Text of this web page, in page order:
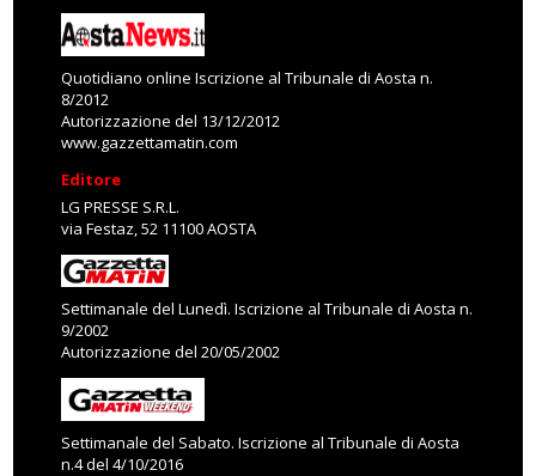
Quotidiano online Iscrizione al Tribunale di Aosta n.
8/2012
Autorizzazione del 13/12/2012
www.gazzettamatin.com
Editore
LG PRESSE S.R.L.
via Festaz, 52 11100 AOSTA
Settimanale del Lunedì. Iscrizione al Tribunale di Aosta n.
9/2002
Autorizzazione del 20/05/2002
Settimanale del Sabato. Iscrizione al Tribunale di Aosta
n.4 del 4/10/2016